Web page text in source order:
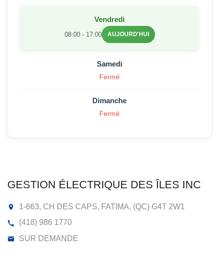
Vendredi
08:00 - 17:00 AUJOURD'HUI
Samedi
Fermé
Dimanche
Fermé